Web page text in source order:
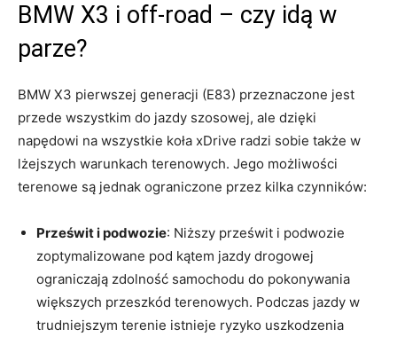
BMW X3 i off-road – czy idą w
parze?
BMW X3 pierwszej generacji (E83) przeznaczone jest
przede wszystkim do jazdy szosowej, ale dzięki
napędowi na wszystkie koła xDrive radzi sobie także w
lżejszych warunkach terenowych. Jego możliwości
terenowe są jednak ograniczone przez kilka czynników:
Prześwit i podwozie: Niższy prześwit i podwozie
zoptymalizowane pod kątem jazdy drogowej
ograniczają zdolność samochodu do pokonywania
większych przeszkód terenowych. Podczas jazdy w
trudniejszym terenie istnieje ryzyko uszkodzenia